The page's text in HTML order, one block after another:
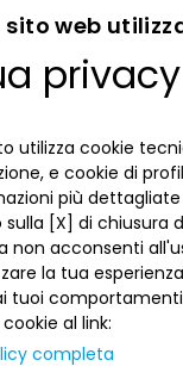
LA BANCA
Dove siamo
Lavora con noi
INFORMAZIONI
Privacy
La tua scelta sui
Informativa al
ACCESSIBILITÀ E
SEGUICI SUI
sito web
utilizza cookie
e cookie di
più dettagliate
[X] di chiusura
non acconsenti
la tua
tuoi comportamenti
al link:
completa